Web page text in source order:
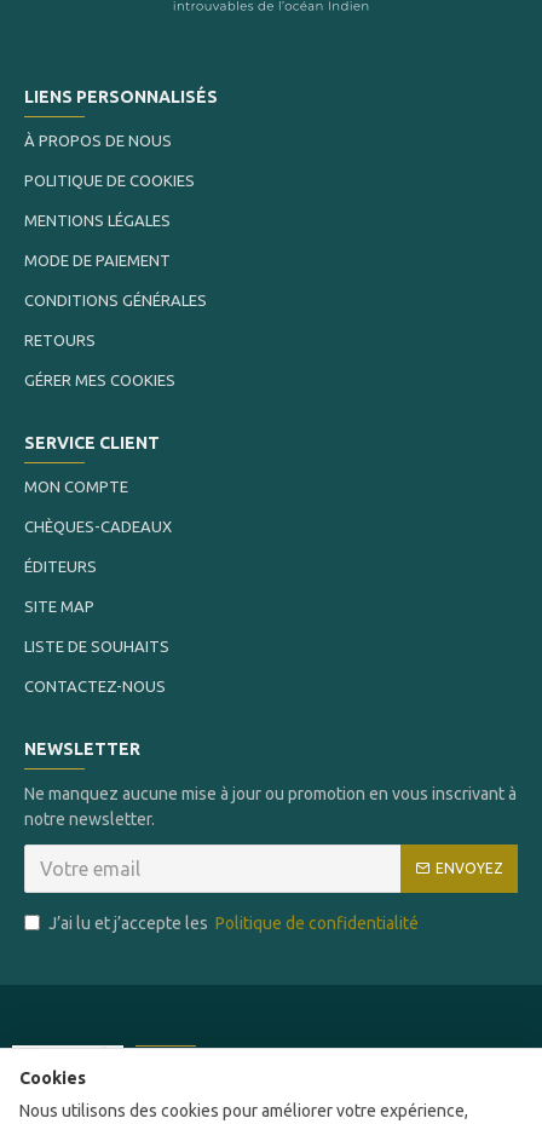
LIENS PERSONNALISÉS
À PROPOS DE NOUS
POLITIQUE DE COOKIES
MENTIONS LÉGALES
MODE DE PAIEMENT
CONDITIONS GÉNÉRALES
RETOURS
GÉRER MES COOKIES
SERVICE CLIENT
MON COMPTE
CHÈQUES-CADEAUX
ÉDITEURS
SITE MAP
LISTE DE SOUHAITS
CONTACTEZ-NOUS
NEWSLETTER
Ne manquez aucune mise à jour ou promotion en vous inscrivant à
notre newsletter.
ENVOYEZ
J’ai lu et j’accepte les Politique de confidentialité
dans le cadre du programme FEDER-FSE+
Cookies
Nous utilisons des cookies pour améliorer votre expérience,